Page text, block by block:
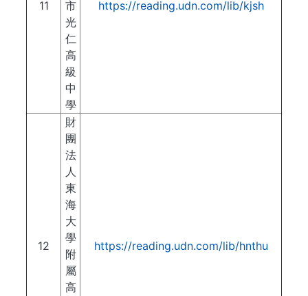
11
市
光
仁
高
級
中
學
https://reading.udn.com/lib/kjsh
12
財
團
法
人
東
海
大
學
附
屬
高
https://reading.udn.com/lib/hnthu